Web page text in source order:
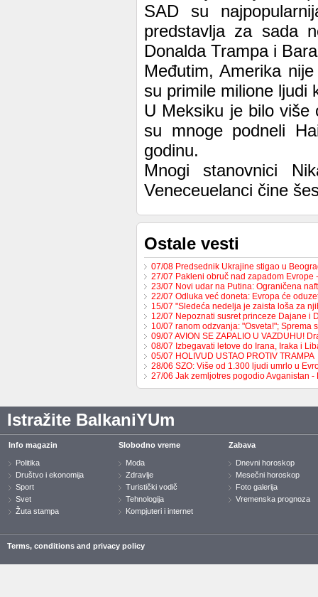
SAD su
predstavlja za sada
Donalda Trampa i
Međutim, Amerika
su primile milione ljudi
U Meksiku je bilo više
su mnoge podneli
godinu.
Mnogi stanovnici
Veneceuelanci čine
Ostale vesti
07/08 Predsednik Ukrajine stigao u
27/07 Pakleni obruč nad zapadom Evrope
23/07 Novi udar na Putina: Ograničena
22/07 Odluka već doneta: Evropa će
15/07 "Sledeća nedelja je zaista loša za
12/07 Nepoznati susret princeze Dajane i
10/07 ranom odzvanja: "Osveta!"; Sprema
09/07 AVION SE ZAPALIO U VAZDUHU!
08/07 Izbegavati letove do Irana, Iraka i
05/07 HOLIVUD USTAO PROTIV TRAMPA
28/06 SZO: Više od 1.300 ljudi umrlo u
27/06 Jak zemljotres pogodio Avganistan
Istražite BalkaniYUm
Info magazin
Politika
Društvo i ekonomija
Sport
Svet
Žuta stampa
Slobodno vreme
Moda
Zdravlje
Turistički vodič
Tehnologija
Kompjuteri i internet
Zabava
Dnevni horoskop
Mesečni horoskop
Foto galerija
Vremenska prognoza
Terms, conditions and privacy policy